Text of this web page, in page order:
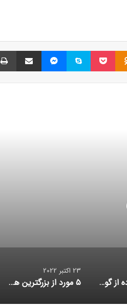
Odnoklassniki پاکت اسکایپ مسنجر اشتراک گذاری با ایمیل
داده
23 اکتبر 2022
کاهش حجم تراکنش‌ توکن‌های متاورس